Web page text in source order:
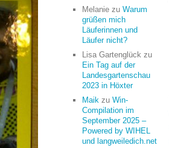
Melaniezu Warum
grüßen mich
Läuferinnen und
Läufer nicht?
Lisa Gartenglück zu
Ein Tag auf der
Landesgartenschau
2023 in Höxter
Maik zu Win-
Compilation im
September 2025 –
Powered by WIHEL
und langweiledich.net